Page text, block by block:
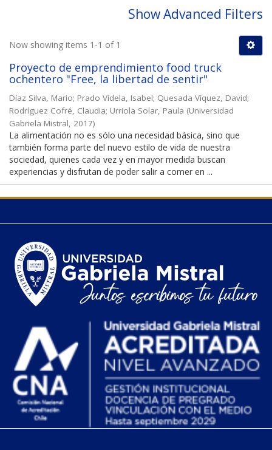
Show Advanced Filters
Now showing items 1-1 of 1
Proyecto de emprendimiento food truck
ochentero "Free, la libertad de sentir"
Díaz Silva, Mario; Prado Videla, Isabel; Quesada Víquez, David;
Rodríguez Cofré, Claudia; Urriola Solar, Paula (Universidad
Gabriela Mistral, 2017)
La alimentación no es sólo una necesidad básica, sino que
también forma parte del nuevo estilo de vida de nuestra
sociedad, quienes cada vez y en mayor medida buscan
experiencias y disfrutan de poder salir a comer en ...